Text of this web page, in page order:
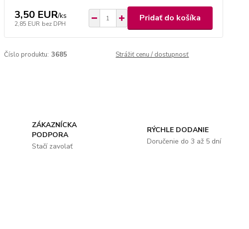
3,50 EUR/ks
2,85 EUR bez DPH
Pridať do košíka
Číslo produktu: 3685 Strážiť cenu / dostupnosť
ZÁKAZNÍCKA
PODPORA
Stačí zavolať
RÝCHLE DODANIE
Doručenie do 3 až 5 dní